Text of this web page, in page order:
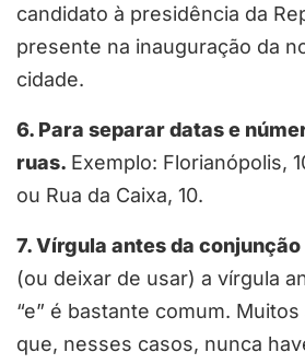
candidato à presidência da
presente na inauguração da
cidade.
6. Para separar datas e
ruas. Exemplo: Florianópolis,
ou Rua da Caixa, 10.
7. Vírgula antes da conjunção
(ou deixar de usar) a vírgula
“e” é bastante comum.
que, nesses casos, nunca